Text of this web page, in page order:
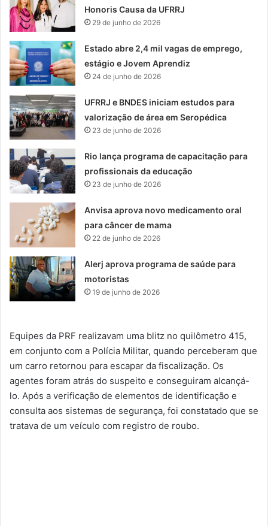
Honoris Causa da UFRRJ
29 de junho de 2026
Estado abre 2,4 mil vagas de emprego,
estágio e Jovem Aprendiz
24 de junho de 2026
UFRRJ e BNDES iniciam estudos para
valorização de área em Seropédica
23 de junho de 2026
Rio lança programa de capacitação para
profissionais da educação
23 de junho de 2026
Anvisa aprova novo medicamento oral
para câncer de mama
22 de junho de 2026
Alerj aprova programa de saúde para
motoristas
19 de junho de 2026
Equipes da PRF realizavam uma blitz no quilômetro 415,
em conjunto com a Polícia Militar, quando perceberam que
um carro retornou para escapar da fiscalização. Os
agentes foram atrás do suspeito e conseguiram alcançá-
lo. Após a verificação de elementos de identificação e
consulta aos sistemas de segurança, foi constatado que se
tratava de um veículo com registro de roubo.